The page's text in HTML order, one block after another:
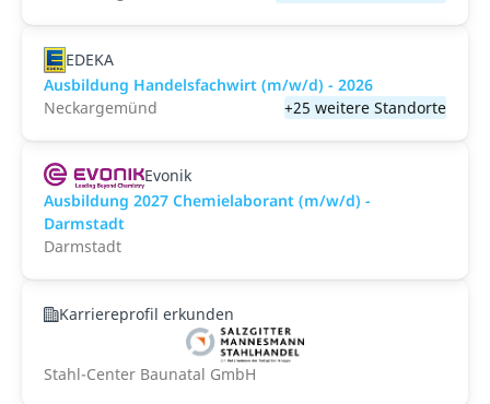
EDEKA
Ausbildung Handelsfachwirt (m/w/d) - 2026
Neckargemünd
+25 weitere Standorte
Evonik
Ausbildung 2027 Chemielaborant (m/w/d) -
Darmstadt
Darmstadt
Karriereprofil erkunden
Stahl-Center Baunatal GmbH